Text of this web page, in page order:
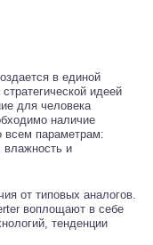
в единой
идеей
для человека
наличие
всем параметрам:
влажность и
от типовых аналогов.
воплощают в себе
тенденции